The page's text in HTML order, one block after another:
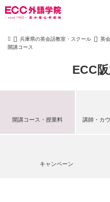
兵庫県の英会話教室・スクール
英
開講コース
ECC
開講コース・授業料 講師・カ
キャンペーン